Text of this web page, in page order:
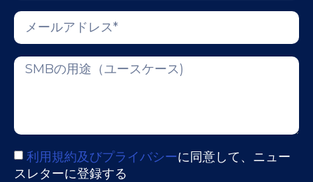
利用規約及びプライバシーに同意して、ニュー
スレターに登録する